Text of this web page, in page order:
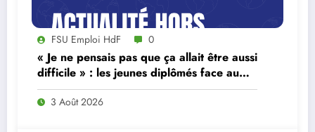
FSU Emploi HdF 0
« Je ne pensais pas que ça allait être aussi
difficile » : les jeunes diplômés face au
ralentissement du marché du travail
3 Août 2026